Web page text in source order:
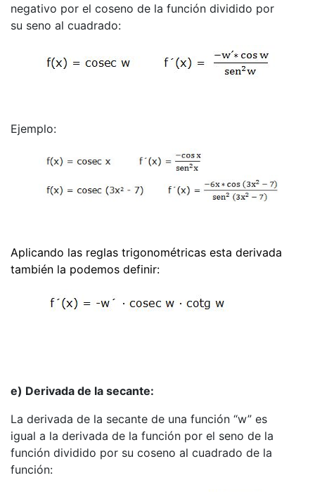
negativo por el coseno de la función dividido por
su seno al cuadrado:
Ejemplo:
Aplicando las reglas trigonométricas esta derivada
también la podemos definir:
e) Derivada de la secante:
La derivada de la secante de una función “w” es
igual a la derivada de la función por el seno de la
función dividido por su coseno al cuadrado de la
función: